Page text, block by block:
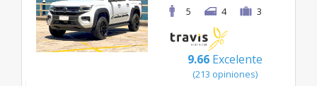
5
4 3
9.66 Excelente
(213 opiniones)